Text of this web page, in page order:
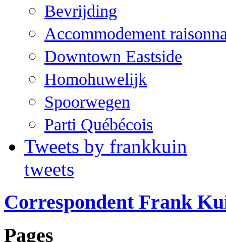
Bevrijding
Accommodement
Downtown Eastside
Homohuwelijk
Spoorwegen
Parti Québécois
Tweets by frankkuin
tweets
Correspondent Frank
Pages